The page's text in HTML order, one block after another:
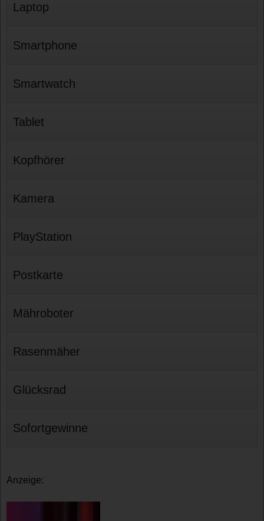
Laptop
Smartphone
Smartwatch
Tablet
Kopfhörer
Kamera
PlayStation
Postkarte
Mähroboter
Rasenmäher
Glücksrad
Sofortgewinne
Anzeige: